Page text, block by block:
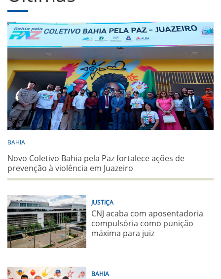
BAHIA
Novo Coletivo Bahia pela Paz fortalece ações de
prevenção à violência em Juazeiro
JUSTIÇA
CNJ acaba com aposentadoria
compulsória como punição
máxima para juiz
BAHIA